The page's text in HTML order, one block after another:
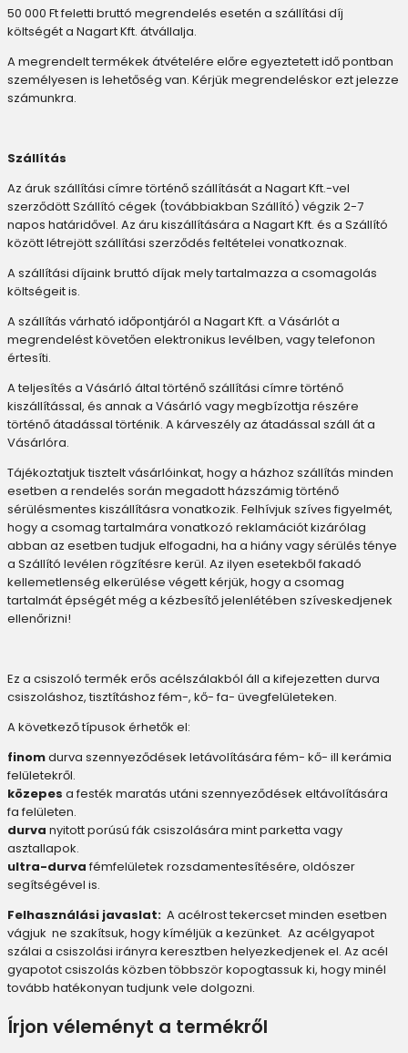
50 000 Ft feletti bruttó megrendelés esetén a szállítási díj
költségét a Nagart Kft. átvállalja.
A megrendelt termékek átvételére előre egyeztetett idő pontban
személyesen is lehetőség van. Kérjük megrendeléskor ezt jelezze
számunkra.
Szállítás
Az áruk szállítási címre történő szállítását a Nagart Kft.-vel
szerződött Szállító cégek (továbbiakban Szállító) végzik 2-7
napos határidővel. Az áru kiszállítására a Nagart Kft. és a Szállító
között létrejött szállítási szerződés feltételei vonatkoznak.
A szállítási díjaink bruttó díjak mely tartalmazza a csomagolás
költségeit is.
A szállítás várható időpontjáról a Nagart Kft. a Vásárlót a
megrendelést követően elektronikus levélben, vagy telefonon
értesíti.
A teljesítés a Vásárló által történő szállítási címre történő
kiszállítással, és annak a Vásárló vagy megbízottja részére
történő átadással történik. A kárveszély az átadással száll át a
Vásárlóra.
Tájékoztatjuk tisztelt vásárlóinkat, hogy a házhoz szállítás minden
esetben a rendelés során megadott házszámig történő
sérülésmentes kiszállításra vonatkozik. Felhívjuk szíves figyelmét,
hogy a csomag tartalmára vonatkozó reklamációt kizárólag
abban az esetben tudjuk elfogadni, ha a hiány vagy sérülés ténye
a Szállító levélen rögzítésre kerül. Az ilyen esetekből fakadó
kellemetlenség elkerülése végett kérjük, hogy a csomag
tartalmát épségét még a kézbesítő jelenlétében szíveskedjenek
ellenőrizni!
Ez a csiszoló termék erős acélszálakból áll a kifejezetten durva
csiszoláshoz, tisztításhoz fém-, kő- fa- üvegfelületeken.
A következő típusok érhetők el:
finomdurva szennyeződések letávolítására fém- kő- ill kerámia
felületekről.
közepes a festék maratás utáni szennyeződések eltávolítására
fa felületen.
durva nyitott porúsú fák csiszolására mint parketta vagy
asztallapok.
ultra-durvafémfelületek rozsdamentesítésére, oldószer
segítségével is.
Felhasználási javaslat: A acélrost tekercset minden esetben
vágjuk ne szakítsuk, hogy kíméljük a kezünket. Az acélgyapot
szálai a csiszolási irányra keresztben helyezkedjenek el. Az acél
gyapotot csiszolás közben többször kopogtassuk ki, hogy minél
tovább hatékonyan tudjunk vele dolgozni.
Írjon véleményt a termékről